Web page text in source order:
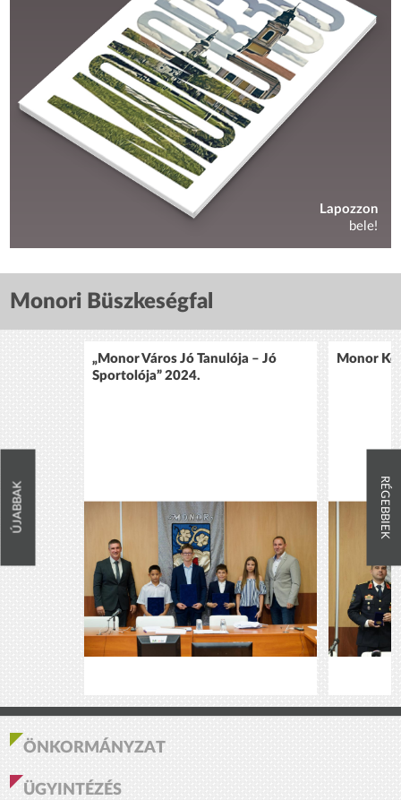
Lapozzon
bele!
Monori Büszkeségfal
ÚJABBAK
„Monor Város Jó Tanulója – Jó
Sportolója” 2024.
Monor
RÉGEBBIEK
ÖNKORMÁNYZAT
ÜGYINTÉZÉS